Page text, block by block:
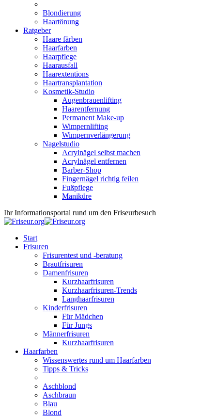
Blondierung
Haartönung
Ratgeber
Haare färben
Haarfarben
Haarpflege
Haarausfall
Haarextentions
Haartransplantation
Kosmetik-Studio
Augenbrauenlifting
Haarentfernung
Permanent Make-up
Wimpernlifting
Wimpernverlängerung
Nagelstudio
Acrylnägel selbst machen
Acrylnägel entfernen
Barber-Shop
Fingernägel richtig feilen
Fußpflege
Maniküre
Ihr Informationsportal rund um den Friseurbesuch
Start
Frisuren
Frisurentest und -beratung
Brautfrisuren
Damenfrisuren
Kurzhaarfrisuren
Kurzhaarfrisuren-Trends
Langhaarfrisuren
Kinderfrisuren
Für Mädchen
Für Jungs
Männerfrisuren
Kurzhaarfrisuren
Haarfarben
Wissenswertes rund um Haarfarben
Tipps & Tricks
Aschblond
Aschbraun
Blau
Blond